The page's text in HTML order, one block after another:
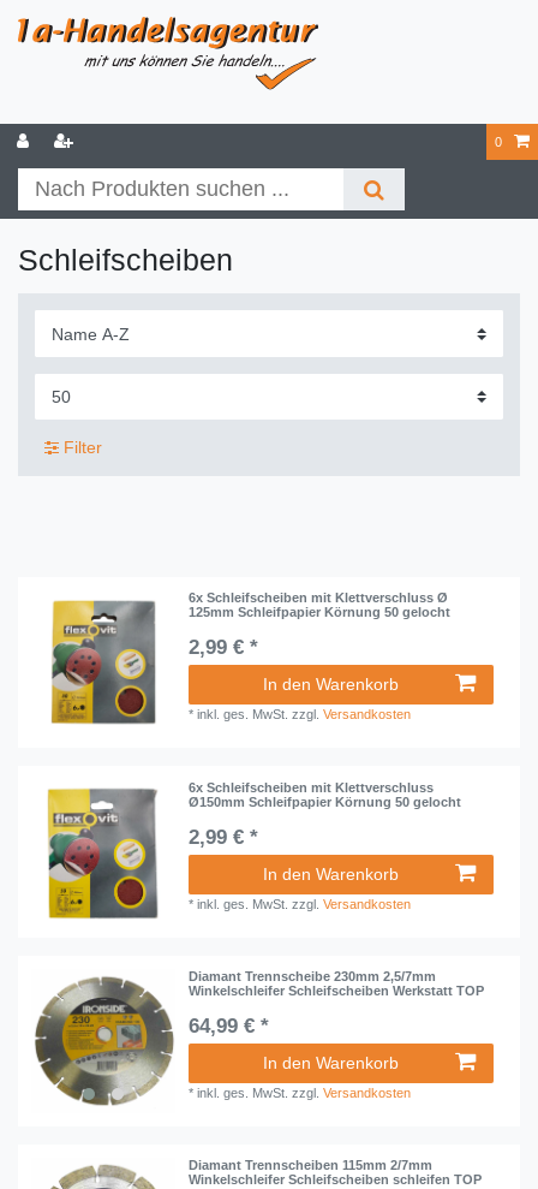
0
Schleifscheiben
Filter
6x Schleifscheiben mit Klettverschluss Ø
125mm Schleifpapier Körnung 50 gelocht
2,99 € *
In den Warenkorb
*inkl. ges. MwSt. zzgl.Versandkosten
6x Schleifscheiben mit Klettverschluss
Ø150mm Schleifpapier Körnung 50 gelocht
2,99 € *
In den Warenkorb
*inkl. ges. MwSt. zzgl.Versandkosten
Diamant Trennscheibe 230mm 2,5/7mm
Winkelschleifer Schleifscheiben Werkstatt TOP
64,99 € *
In den Warenkorb
*inkl. ges. MwSt. zzgl.Versandkosten
Diamant Trennscheiben 115mm 2/7mm
Winkelschleifer Schleifscheiben schleifen TOP